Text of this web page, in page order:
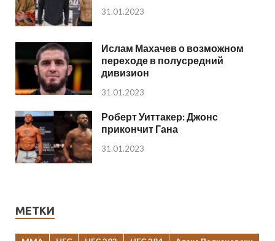
31.01.2023
Ислам Махачев о возможном
переходе в полусредний
дивизион
31.01.2023
Роберт Уиттакер: Джонс
прикончит Гана
31.01.2023
МЕТКИ